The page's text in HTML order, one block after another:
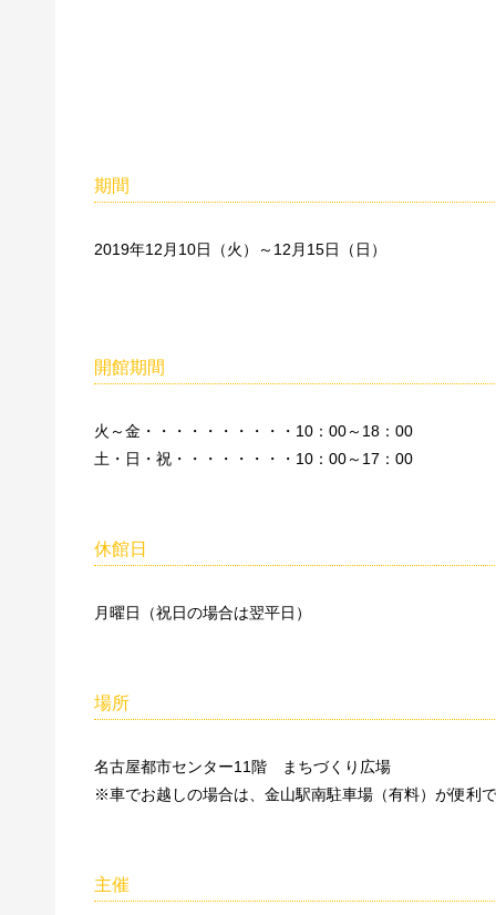
期間
2019年12月10日（火）～12月15日（日）
開館期間
火～金・・・・・・・・・・10：00～18：00
土・日・祝・・・・・・・・10：00～17：00
休館日
月曜日（祝日の場合は翌平日）
場所
名古屋都市センター11階 まちづくり広場
※車でお越しの場合は、金山駅南駐車場（有料）が便利
主催